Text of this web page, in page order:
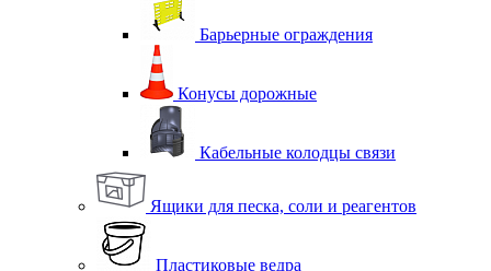
Барьерные ограждения
Конусы дорожные
Кабельные колодцы связи
Ящики для песка, соли и реагентов
Пластиковые ведра